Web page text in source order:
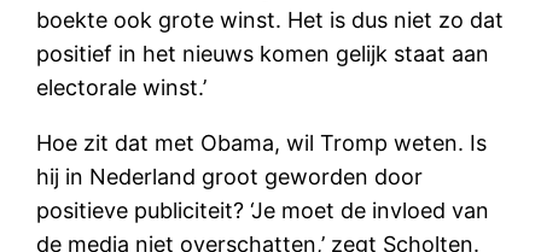
boekte ook grote winst. Het is dus niet zo dat
positief in het nieuws komen gelijk staat aan
electorale winst.’
Hoe zit dat met Obama, wil Tromp weten. Is
hij in Nederland groot geworden door
positieve publiciteit? ‘Je moet de invloed van
de media niet overschatten,’ zegt Scholten.